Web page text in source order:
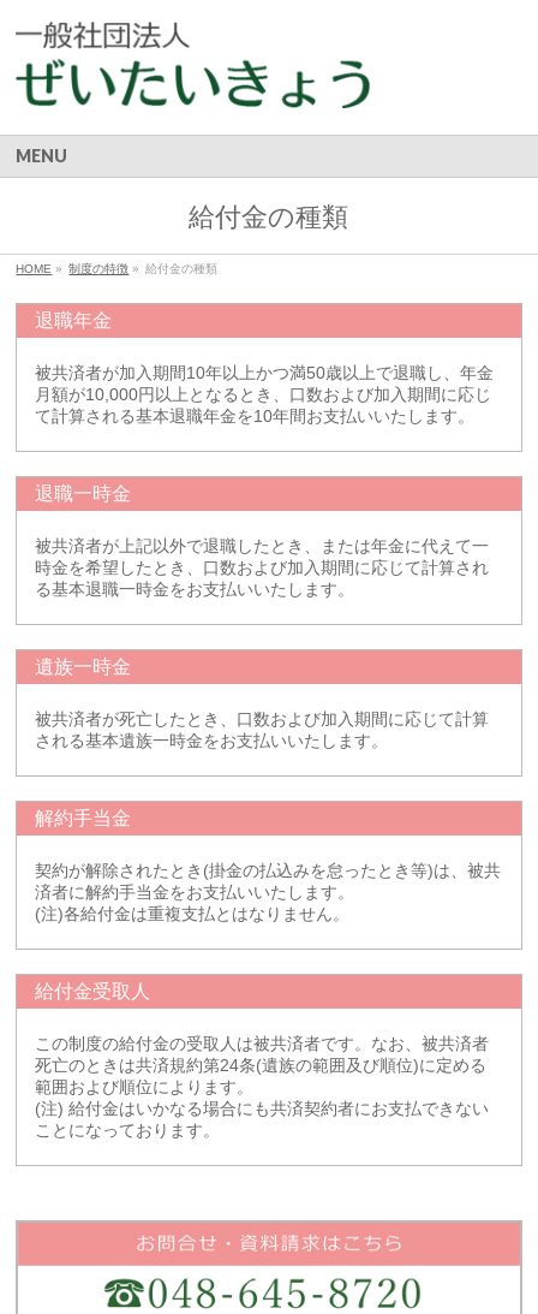
MENU
給付金の種類
HOME » 制度の特徴 » 給付金の種類
退職年金
被共済者が加入期間10年以上かつ満50歳以上で退職し、年金
月額が10,000円以上となるとき、口数および加入期間に応じ
て計算される基本退職年金を10年間お支払いいたします。
退職一時金
被共済者が上記以外で退職したとき、または年金に代えて一
時金を希望したとき、口数および加入期間に応じて計算され
る基本退職一時金をお支払いいたします。
遺族一時金
被共済者が死亡したとき、口数および加入期間に応じて計算
される基本遺族一時金をお支払いいたします。
解約手当金
契約が解除されたとき(掛金の払込みを怠ったとき等)は、被共
済者に解約手当金をお支払いいたします。
(注)各給付金は重複支払とはなりません。
給付金受取人
この制度の給付金の受取人は被共済者です。なお、被共済者
死亡のときは共済規約第24条(遺族の範囲及び順位)に定める
範囲および順位によります。
(注) 給付金はいかなる場合にも共済契約者にお支払できない
ことになっております。